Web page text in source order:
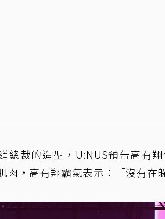
總裁的造型，U:NUS預告高有
肉，高有翔霸氣表示：「沒有在